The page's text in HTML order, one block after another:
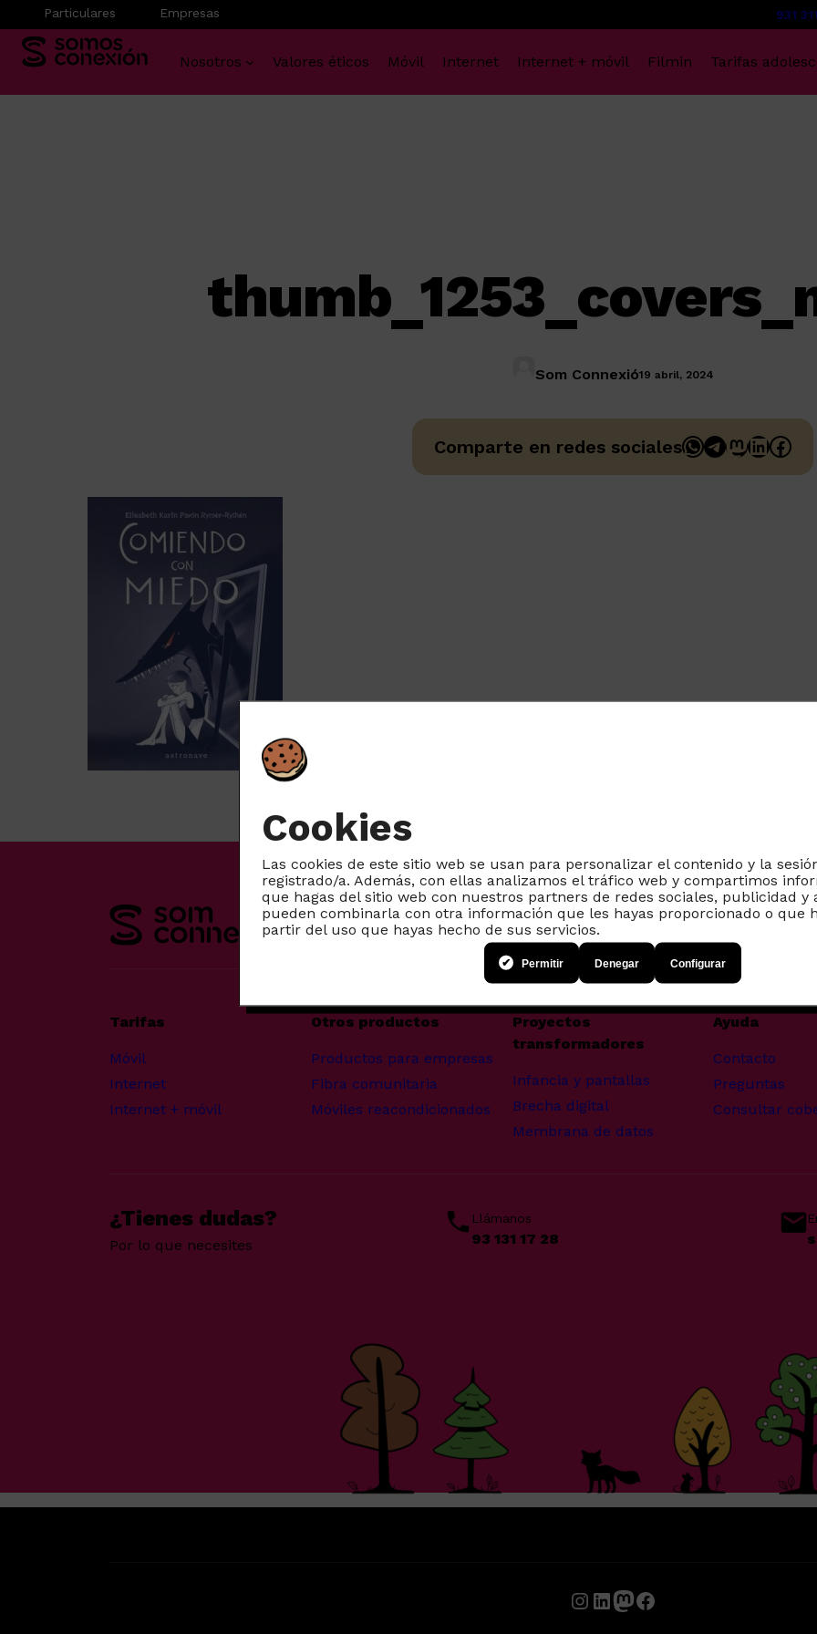
Cookies
Las cookies de este sitio web se usan para personalizar el contenido y la
registrado/a. Además, con ellas analizamos el tráfico web y compartimos
que hagas del sitio web con nuestros partners de redes sociales, publicidad y
pueden combinarla con otra información que les hayas proporcionado o que
partir del uso que hayas hecho de sus servicios.
Permitir Denegar Configurar
Particulares Empresas 931
Nosotros Valores éticos Móvil Internet Internet + móvil Filmin Tarifas
Som Connexió19 abril, 2024
Comparte en redes socialesWhatsApp
Telegram
Mastodon
Tarifas
Móvil
Internet
Internet + móvil
Otros productos
Productos para empresas
Fibra comunitaria
Móviles reacondicionados
Proyectos
transformadores
Infancia y pantallas
Brecha digital
Membrana de datos
Ayuda
Contacto
Preguntas
Consultar
¿Tienes dudas?
Por lo que necesites
Llámanos
93 131 17 28
Instagram LinkedIn Mastodon Facebook